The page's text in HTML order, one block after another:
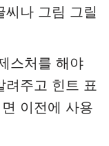
씨나 그림 그릴
스처를 해야
려주고 힌트 표
이전에 사용